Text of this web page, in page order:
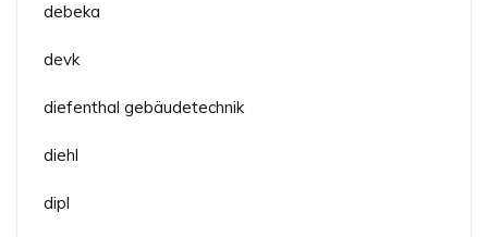
debeka
devk
diefenthal gebäudetechnik
diehl
dipl